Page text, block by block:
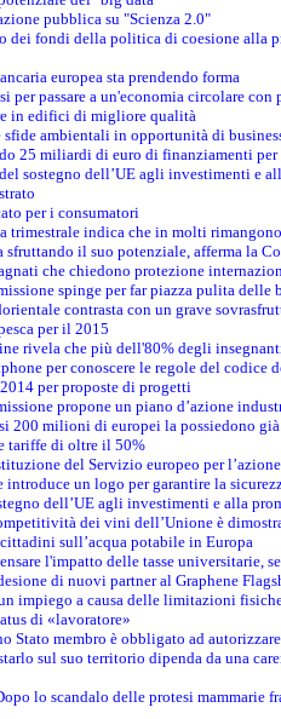
pubblica su "Scienza 2.0"
dei fondi della politica di coesione alla
europea sta prendendo forma
passare a un'economia circolare con
in edifici di migliore qualità
sfide ambientali in opportunità di
25 miliardi di euro di finanziamenti per
sostegno dell’UE agli investimenti e
per i consumatori
trimestrale indica che in molti
sfruttando il suo potenziale, afferma la
che chiedono protezione
spinge per far piazza pulita delle
contrasta con un grave
per il 2015
rivela che più dell'80% degli
per conoscere le regole del codice
per proposte di progetti
propone un piano d’azione
200 milioni di europei la possiedono già
tariffe di oltre il 50%
del Servizio europeo per
un logo per garantire la
dell’UE agli investimenti e alla
dei vini dell’Unione è
sull’acqua potabile in Europa
l'impatto delle tasse universitarie,
di nuovi partner al Graphene
impiego a causa delle limitazioni
di «lavoratore»
Stato membro è obbligato ad
sul suo territorio dipenda da una
lo scandalo delle protesi mammarie